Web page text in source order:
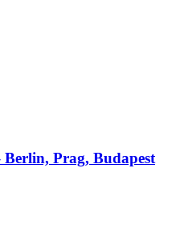
Prag, Budapest